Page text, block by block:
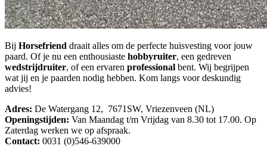
Bij Horsefriend draait alles om de perfecte huisvesting voor jouw
paard. Of je nu een enthousiaste hobbyruiter, een gedreven
wedstrijdruiter, of een ervaren professional bent. Wij begrijpen
wat jij en je paarden nodig hebben. Kom langs voor deskundig
advies!
Adres: De Watergang 12, 7671SW, Vriezenveen (NL)
Openingstijden: Van Maandag t/m Vrijdag van 8.30 tot 17.00. Op
Zaterdag werken we op afspraak.
Contact: 0031 (0)546-639000